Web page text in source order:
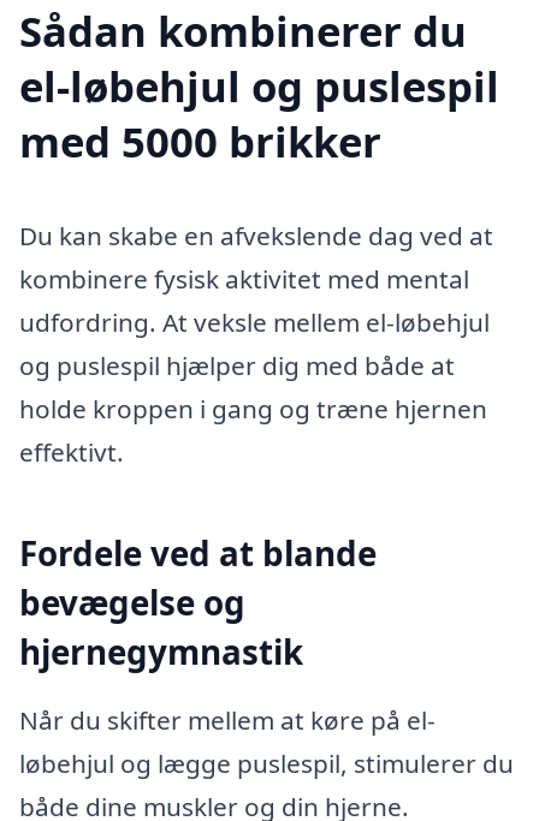
Sådan kombinerer du
el-løbehjul og puslespil
med 5000 brikker
Du kan skabe en afvekslende dag ved at
kombinere fysisk aktivitet med mental
udfordring. At veksle mellem el-løbehjul
og puslespil hjælper dig med både at
holde kroppen i gang og træne hjernen
effektivt.
Fordele ved at blande
bevægelse og
hjernegymnastik
Når du skifter mellem at køre på el-
løbehjul og lægge puslespil, stimulerer du
både dine muskler og din hjerne.